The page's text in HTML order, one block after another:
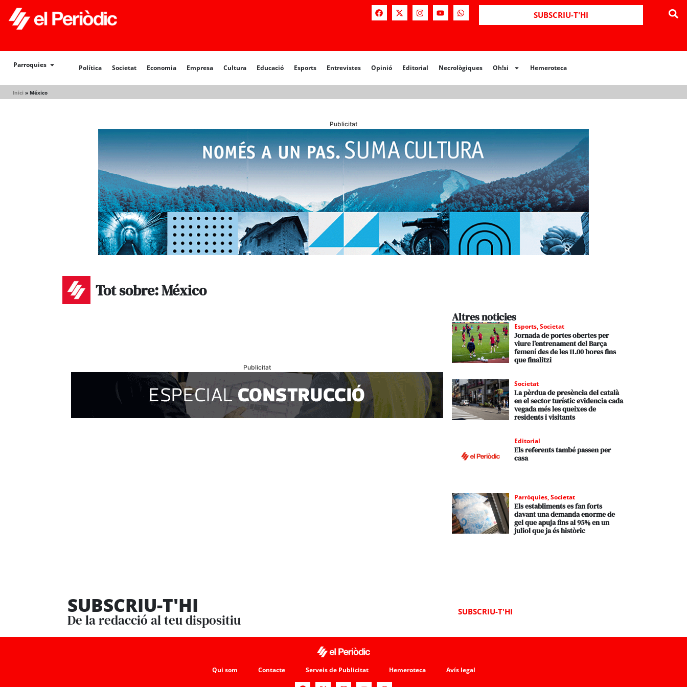
SUBSCRIU-T'HI
Parroquies Política Societat Economia Empresa Cultura Educació Esports Entrevistes Opinió Editorial Necrològiques Oh!si Hemeroteca
Inici » México
Política Societat Opinió Editorial Necrològiques Hemeroteca
Publicitat
Tot sobre: México
Publicitat
Altres noticies
Esports,Societat
Jornada de portes obertes per
viure l’entrenament del Barça
femení des de les 11.00 hores fins
que finalitzi
Societat
La pèrdua de presència del català
en el sector turístic evidencia cada
vegada més les queixes de
residents i visitants
Editorial
Els referents també passen per
casa
Parròquies,Societat
Els establiments es fan forts
davant una demanda enorme de
gel que apuja fins al 95% en un
juliol que ja és històric
SUBSCRIU-T'HI
De la redacció al teu dispositiu
SUBSCRIU-T'HI
Qui som Contacte Serveis de Publicitat Hemeroteca Avís legal